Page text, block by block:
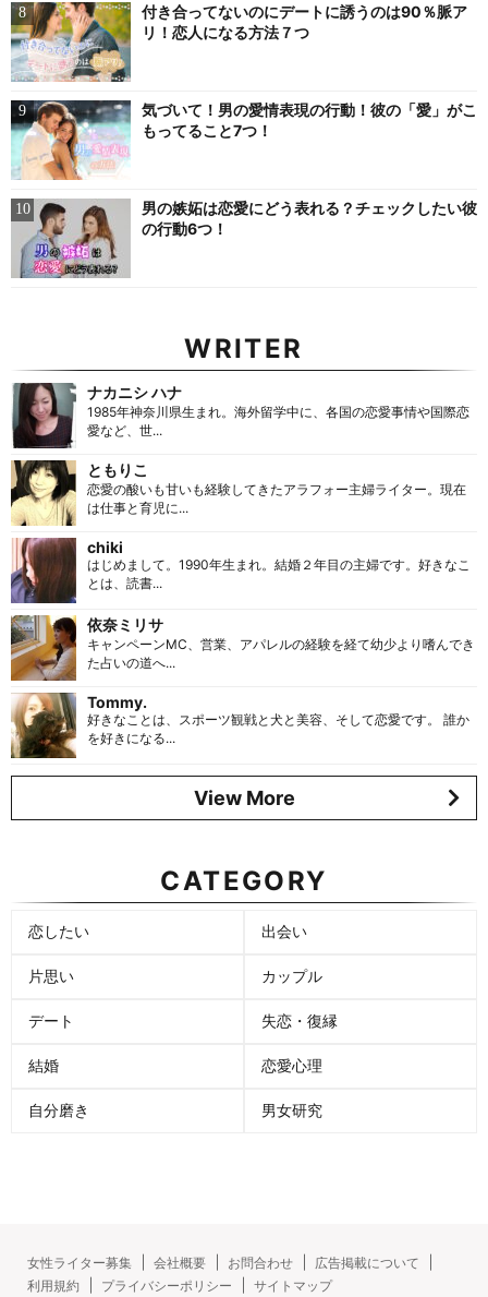
付き合ってないのにデートに誘うのは90％脈ア
リ！恋人になる方法７つ
気づいて！男の愛情表現の行動！彼の「愛」がこ
もってること7つ！
男の嫉妬は恋愛にどう表れる？チェックしたい彼
の行動6つ！
WRITER
ナカニシ ハナ
1985年神奈川県生まれ。海外留学中に、各国の恋愛事情や国際恋
愛など、世...
ともりこ
恋愛の酸いも甘いも経験してきたアラフォー主婦ライター。現在
は仕事と育児に...
chiki
はじめまして。1990年生まれ。結婚２年目の主婦です。好きなこ
とは、読書...
依奈ミリサ
キャンペーンMC、営業、アパレルの経験を経て幼少より嗜んでき
た占いの道へ...
Tommy.
好きなことは、スポーツ観戦と犬と美容、そして恋愛です。 誰か
を好きになる...
View More
CATEGORY
恋したい 出会い
片思い カップル
デート 失恋・復縁
結婚 恋愛心理
自分磨き 男女研究
女性ライター募集 会社概要 お問合わせ
広告掲載について
利用規約
プライバシーポリシー サイトマップ